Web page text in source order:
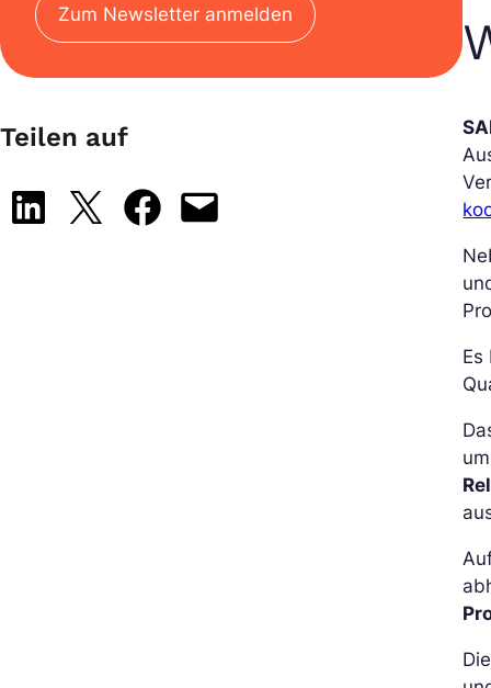
Zum Newsletter anmelden
Teilen auf
Share on LinkedIn
Share on X Share on Facebook
Email this Page
Es